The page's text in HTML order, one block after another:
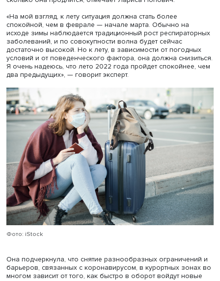
Насчитывается уже несколько тысяч мутаций вируса, из
которых около десятка вызывают повышенную
из-за существенного увеличения патогенности в
исходным штаммом. Коронавирус очень быстро
приспосабливается. Ситуация сложнопредсказуемая:
развитие новой волны уже очевидно, но пока неясно,
сколько она продлится, отмечает Лариса Попович.
«На мой взгляд, к лету ситуация должна стать более
спокойной, чем в феврале — начале марта. Обычно на
исходе зимы наблюдается традиционный рост
заболеваний, и по совокупности волна будет сейчас
достаточно высокой. Но к лету, в зависимости от
условий и от поведенческого фактора, она должна
Я очень надеюсь, что лето 2022 года пройдет
два предыдущих», — говорит эксперт.